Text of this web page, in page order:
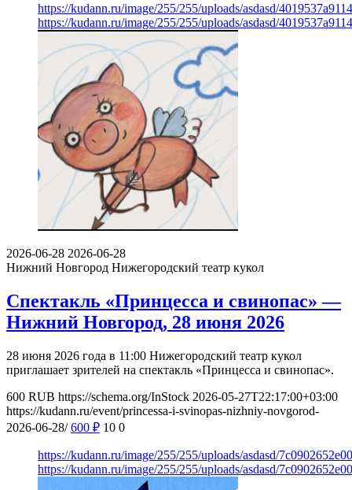
https://kudann.ru/image/255/255/uploads/asdasd/
https://kudann.ru/image/255/255/uploads/asdasd/
2026-06-28 2026-06-28
Нижний Новгород Нижегородский театр кукол
Спектакль «Принцесса и свинопас» —
Нижний Новгород, 28 июня 2026
28 июня 2026 года в 11:00 Нижегородский театр кукол
приглашает зрителей на спектакль «Принцесса и свинопас».
600 RUB https://schema.org/InStock 2026-05-27T22:17:00+03:00
https://kudann.ru/event/princessa-i-svinopas-nizhniy-novgorod-
2026-06-28/ 600 ₽ 10 0
https://kudann.ru/image/255/255/uploads/asdasd/
https://kudann.ru/image/255/255/uploads/asdasd/